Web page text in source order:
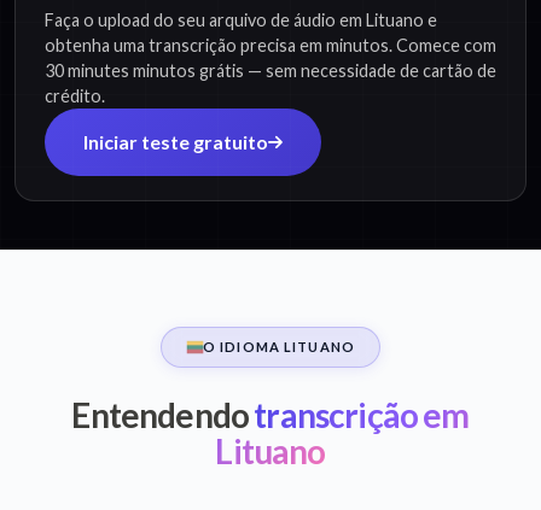
Faça o upload do seu arquivo de áudio em Lituano e
obtenha uma transcrição precisa em minutos. Comece com
30 minutes minutos grátis — sem necessidade de cartão de
crédito.
Iniciar teste gratuito
O IDIOMA LITUANO
Entendendotranscrição em
Lituano